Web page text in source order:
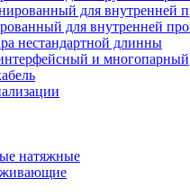
для внутренней
для внутренней
нестандартной длинны
и многопарный
натяжные